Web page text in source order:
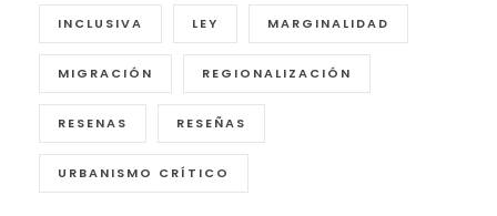
INCLUSIVA LEY MARGINALIDAD
MIGRACIÓN REGIONALIZACIÓN
RESENAS RESEÑAS
URBANISMO CRÍTICO